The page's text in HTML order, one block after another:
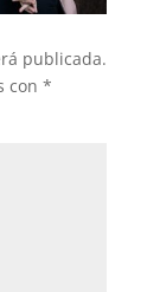
publicada.
con *